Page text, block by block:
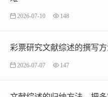
2026-07-10 148
彩票研究文献综述的撰写
2026-07-07 147